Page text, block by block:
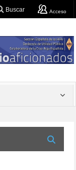
Buscar Acceso